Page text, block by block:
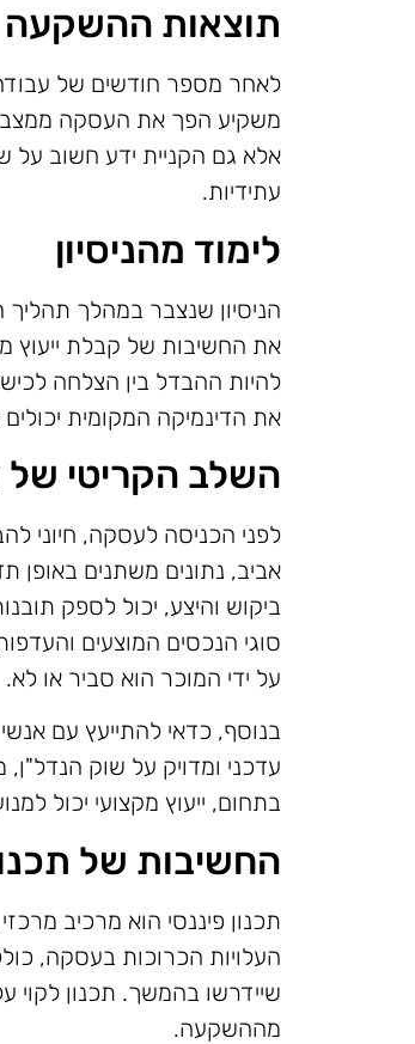
תוצאות ההשקעה
לאחר מספר חודשים של
משקיע הפך את העסקה ממצב
אלא גם הקניית ידע חשוב
עתידיות.
לימוד מהניסיון
הניסיון שנצבר במהלך
את החשיבות של קבלת ייעוץ
להיות ההבדל בין הצלחה
את הדינמיקה המקומית
השלב הקריטי של
לפני הכניסה לעסקה, חיוני
אביב, נתונים משתנים באופן
ביקוש והיצע, יכול לספק
סוגי הנכסים המוצעים
על ידי המוכר הוא סביר או לא.
בנוסף, כדאי להתייעץ עם
עדכני ומדויק על שוק
בתחום, ייעוץ מקצועי יכול
החשיבות של
תכנון פיננסי הוא מרכיב
העלויות הכרוכות בעסקה,
שיידרשו בהמשך. תכנון לקוי
מההשקעה.